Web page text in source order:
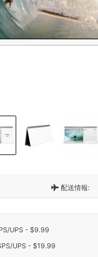
配送情報:
UPS - $9.99
UPS - $19.99